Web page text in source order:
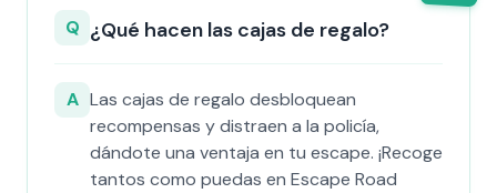
Q ¿Qué hacen las cajas de regalo?
A Las cajas de regalo desbloquean
recompensas y distraen a la policía,
dándote una ventaja en tu escape. ¡Recoge
tantos como puedas en Escape Road